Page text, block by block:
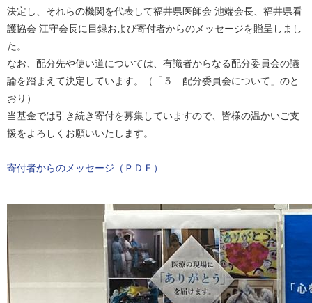
決定し、それらの機関を代表して福井県医師会 池端会長、福井県看
護協会 江守会長に目録および寄付者からのメッセージを贈呈しまし
た。
なお、配分先や使い道については、有識者からなる配分委員会の議
論を踏まえて決定しています。（「５ 配分委員会について」のと
おり）
当基金では引き続き寄付を募集していますので、皆様の温かいご支
援をよろしくお願いいたします。
寄付者からのメッセージ（ＰＤＦ）